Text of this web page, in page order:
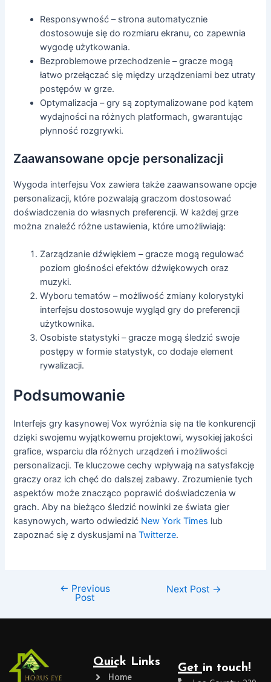
Responsywność – strona automatycznie
dostosowuje się do rozmiaru ekranu, co zapewnia
wygodę użytkowania.
Bezproblemowe przechodzenie – gracze mogą
łatwo przełączać się między urządzeniami bez utraty
postępów w grze.
Optymalizacja – gry są zoptymalizowane pod kątem
wydajności na różnych platformach, gwarantując
płynność rozgrywki.
Zaawansowane opcje personalizacji
Wygoda interfejsu Vox zawiera także zaawansowane opcje
personalizacji, które pozwalają graczom dostosować
doświadczenia do własnych preferencji. W każdej grze
można znaleźć różne ustawienia, które umożliwiają:
Zarządzanie dźwiękiem – gracze mogą regulować
poziom głośności efektów dźwiękowych oraz
muzyki.
Wyboru tematów – możliwość zmiany kolorystyki
interfejsu dostosowuje wygląd gry do preferencji
użytkownika.
Osobiste statystyki – gracze mogą śledzić swoje
postępy w formie statystyk, co dodaje element
rywalizacji.
Podsumowanie
Interfejs gry kasynowej Vox wyróżnia się na tle konkurencji
dzięki swojemu wyjątkowemu projektowi, wysokiej jakości
grafice, wsparciu dla różnych urządzeń i możliwości
personalizacji. Te kluczowe cechy wpływają na satysfakcję
graczy oraz ich chęć do dalszej zabawy. Zrozumienie tych
aspektów może znacząco poprawić doświadczenia w
grach. Aby na bieżąco śledzić nowinki ze świata gier
kasynowych, warto odwiedzić New York Times lub
zapoznać się z dyskusjami naTwitterze.
← Previous
Post
Next Post →
Quick Links
Home
Get in touch!